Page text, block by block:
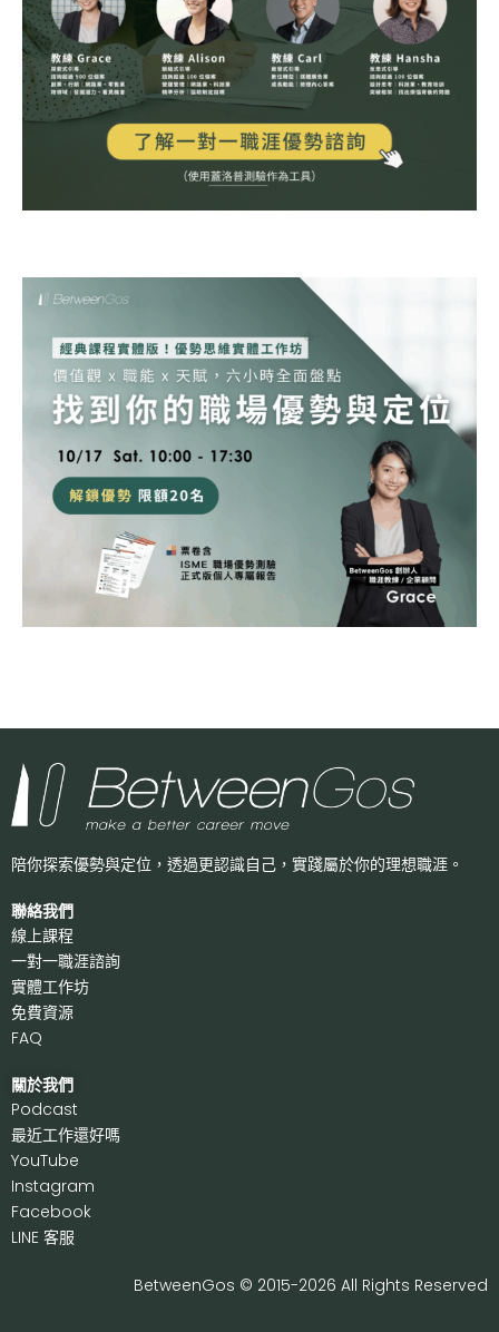
陪你探索優勢與定位，透過更認識自己， 實踐屬於你的理想職涯。
聯絡我們
線上課程
一對一職涯諮詢
實體工作坊
免費資源
FAQ
關於我們
Podcast
最近工作還好嗎
YouTube
Instagram
Facebook
LINE 客服
BetweenGos © 2015-2026 All Rights Reserved